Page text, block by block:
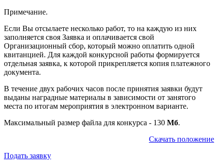
Примечание.
Если Вы отсылаете несколько работ, то на каждую из них
заполняется своя Заявка и оплачивается свой
Организационный сбор, который можно оплатить одной
квитанцией. Для каждой конкурсной работы формируется
отдельная заявка, к которой прикрепляется копия платежного
документа.
В течение двух рабочих часов после принятия заявки будут
выданы наградные материалы в зависимости от занятого
места по итогам мероприятия в электронном варианте.
Максимальный размер файла для конкурса - 130 Мб.
Скачать положение
Подать заявку